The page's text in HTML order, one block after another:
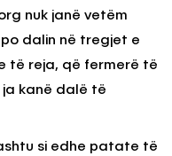
nuk janë vetëm
dalin në tregjet e
të reja, që fermerë të
ja kanë dalë të
si edhe patate të